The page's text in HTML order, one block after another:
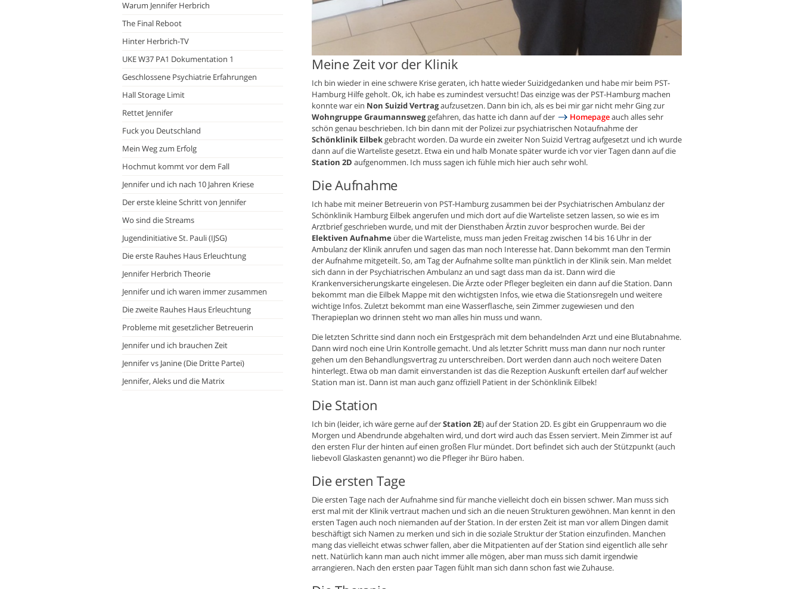
Warum Jennifer Herbrich
The Final Reboot
Hinter Herbrich-TV
UKE W37 PA1 Dokumentation 1
Geschlossene Psychiatrie Erfahrungen
Hall Storage Limit
Rettet Jennifer
Fuck you Deutschland
Mein Weg zum Erfolg
Hochmut kommt vor dem Fall
Jennifer und ich nach 10 Jahren Kriese
Der erste kleine Schritt von Jennifer
Wo sind die Streams
Jugendinitiative St. Pauli (IJSG)
Die erste Rauhes Haus Erleuchtung
Jennifer Herbrich Theorie
Jennifer und ich waren immer zusammen
Die zweite Rauhes Haus Erleuchtung
Probleme mit gesetzlicher Betreuerin
Jennifer und ich brauchen Zeit
Jennifer vs Janine (Die Dritte Partei)
Jennifer, Aleks und die Matrix
Meine Zeit vor der Klinik
Ich bin wieder in eine schwere Krise geraten, ich hatte wieder Suizidgedanken und habe mir beim PST-
Hamburg Hilfe geholt. Ok, ich habe es zumindest versucht! Das einzige was der PST-Hamburg machen
konnte war ein Non Suizid Vertragaufzusetzen. Dann bin ich, als es bei mir gar nicht mehr Ging zur
Wohngruppe Graumannsweggefahren, das hatte ich dann auf der Homepageauch alles sehr
schön genau beschrieben. Ich bin dann mit der Polizei zur psychiatrischen Notaufnahme der
Schönklinik Eilbekgebracht worden. Da wurde ein zweiter Non Suizid Vertrag aufgesetzt und ich wurde
dann auf die Warteliste gesetzt. Etwa ein und halb Monate später wurde ich vor vier Tagen dann auf die
Station 2D aufgenommen. Ich muss sagen ich fühle mich hier auch sehr wohl.
Die Aufnahme
Ich habe mit meiner Betreuerin von PST-Hamburg zusammen bei der Psychiatrischen Ambulanz der
Schönklinik Hamburg Eilbek angerufen und mich dort auf die Warteliste setzen lassen, so wie es im
Arztbrief geschrieben wurde, und mit der Diensthaben Ärztin zuvor besprochen wurde. Bei der
Elektiven Aufnahme über die Warteliste, muss man jeden Freitag zwischen 14 bis 16 Uhr in der
Ambulanz der Klinik anrufen und sagen das man noch Interesse hat. Dann bekommt man den Termin
der Aufnahme mitgeteilt. So, am Tag der Aufnahme sollte man pünktlich in der Klinik sein. Man meldet
sich dann in der Psychiatrischen Ambulanz an und sagt dass man da ist. Dann wird die
Krankenversicherungskarte eingelesen. Die Ärzte oder Pfleger begleiten ein dann auf die Station. Dann
bekommt man die Eilbek Mappe mit den wichtigsten Infos, wie etwa die Stationsregeln und weitere
wichtige Infos. Zuletzt bekommt man eine Wasserflasche, sein Zimmer zugewiesen und den
Therapieplan wo drinnen steht wo man alles hin muss und wann.
Die letzten Schritte sind dann noch ein Erstgespräch mit dem behandelnden Arzt und eine Blutabnahme.
Dann wird noch eine Urin Kontrolle gemacht. Und als letzter Schritt muss man dann nur noch runter
gehen um den Behandlungsvertrag zu unterschreiben. Dort werden dann auch noch weitere Daten
hinterlegt. Etwa ob man damit einverstanden ist das die Rezeption Auskunft erteilen darf auf welcher
Station man ist. Dann ist man auch ganz offiziell Patient in der Schönklinik Eilbek!
Die Station
Ich bin (leider, ich wäre gerne auf derStation 2E) auf der Station 2D. Es gibt ein Gruppenraum wo die
Morgen und Abendrunde abgehalten wird, und dort wird auch das Essen serviert. Mein Zimmer ist auf
den ersten Flur der hinten auf einen großen Flur mündet. Dort befindet sich auch der Stützpunkt (auch
liebevoll Glaskasten genannt) wo die Pfleger ihr Büro haben.
Die ersten Tage
Die ersten Tage nach der Aufnahme sind für manche vielleicht doch ein bissen schwer. Man muss sich
erst mal mit der Klinik vertraut machen und sich an die neuen Strukturen gewöhnen. Man kennt in den
ersten Tagen auch noch niemanden auf der Station. In der ersten Zeit ist man vor allem Dingen damit
beschäftigt sich Namen zu merken und sich in die soziale Struktur der Station einzufinden. Manchen
mang das vielleicht etwas schwer fallen, aber die Mitpatienten auf der Station sind eigentlich alle sehr
nett. Natürlich kann man auch nicht immer alle mögen, aber man muss sich damit irgendwie
arrangieren. Nach den ersten paar Tagen fühlt man sich dann schon fast wie Zuhause.